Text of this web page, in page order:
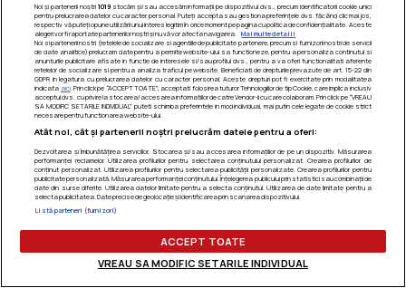
Noi și partenerii noștri 1019stocăm și/sau accesăm informații pe dispozitivul dvs., precum identificatorii cookie unici
pentru prelucrarea datelor cu caracter personal. Puteți accepta sau gestiona preferințele dvs. făcând clic mai jos,
respectiv vă puteți opune utilizării unui interes legitim în orice moment pe pagina cu politica de confidențialitate. Aceste
alegeri vor fi raportate partenerilor noștri și nu vă vor afecta navigarea.
Mai multe detalii
Noi si partenerii nostri (retelele de socializare si agentiile de publicitate partenere, precum si furnizorii nostri de servicii
de date analitice) prelucram date pentru a permite website-ului sa functioneze, pentru a personaliza continutul si
anunturile publicitare afisate in functie de interesele si/sau profilul dvs., pentru a va oferi functionalitati aferente
retelelor de socializare si pentru a analiza traficul pe website. Beneficiati de drepturile prevazute de art. 15-22 din
GDPR in legatura cu prelucrarea datelor cu caracter personal. Aceste drepturi pot fi exercitate prin modalitatea
indicata aici. Prin click pe “ACCEPT TOATE”, acceptati folosirea tuturor Tehnologiilor de tip Cookie, care implica inclusiv
acceptul dvs. cu privire la stocarea/accesarea informatiilor de catre Vendor-ii cu care colaboram. Prin click pe “VREAU
SA MODIFIC SETARILE INDIVIDUAL” puteti schimba preferintele in mod individual, mai putin cele legate de cookie strict
necesare pentru functionarea website-ului.
Atât noi, cât și partenerii noștri prelucrăm datele pentru a oferi:
Dezvoltarea și îmbunătățirea serviciilor. Stocarea și/sau accesarea informațiilor de pe un dispozitiv. Măsurarea
performanței reclamelor. Utilizarea profilurilor pentru selectarea conținutului personalizat. Crearea profilurilor de
conținut personalizat. Utilizarea profilurilor pentru selectarea publicității personalizate. Crearea profilurilor pentru
publicitate personalizată. Măsurarea performanței conținutului. Înțelegerea publicului prin statistici sau combinații de
date din surse diferite. Utilizarea datelor limitate pentru a selecta conținutul. Utilizarea de date limitate pentru a
selecta publicitatea. Date precise de geolocație și identificarea prin scanarea dispozitivului.
Listă parteneri (furnizori)
ACCEPT TOATE
VREAU SA MODIFIC SETARILE INDIVIDUAL